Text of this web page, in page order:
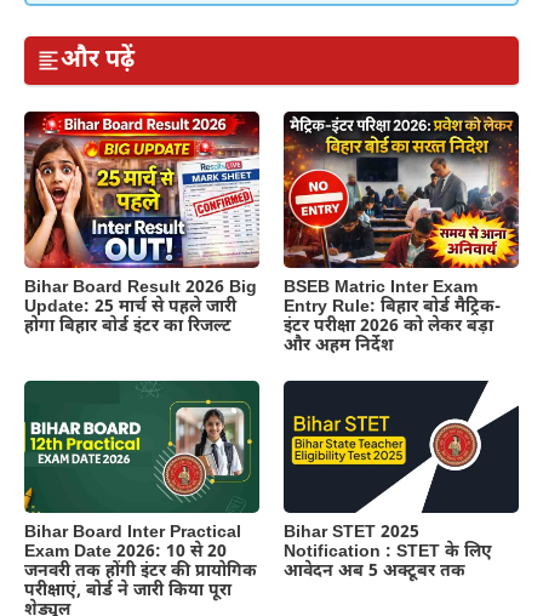
और पढ़ें
Bihar Board Result 2026 Big
Update: 25 मार्च से पहले जारी
होगा बिहार बोर्ड इंटर का रिजल्ट
BSEB Matric Inter Exam
Entry Rule: बिहार बोर्ड मैट्रिक-
इंटर परीक्षा 2026 को लेकर बड़ा
और अहम निर्देश
Bihar Board Inter Practical
Exam Date 2026: 10 से 20
जनवरी तक होंगी इंटर की प्रायोगिक
परीक्षाएं, बोर्ड ने जारी किया पूरा
शेड्यूल
Bihar STET 2025
Notification : STET के लिए
आवेदन अब 5 अक्टूबर तक